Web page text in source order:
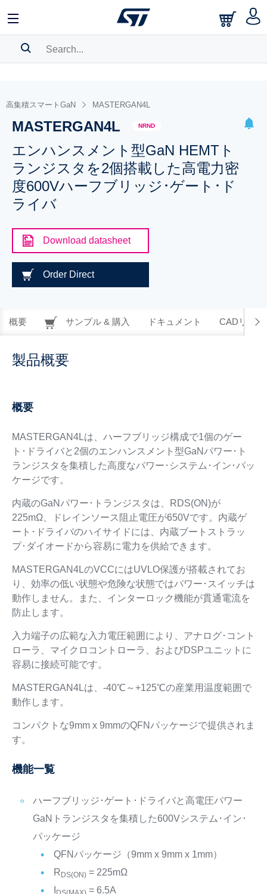
BOOKMARK
Pleaselog into show your saved searches.
高集積スマートGaN MASTERGAN4L
MASTERGAN4L NRND
エンハンスメント型GaN HEMTト
ランジスタを2個搭載した高電力密
度600Vハーフブリッジ･ゲート･ド
ライバ
Download datasheet
Order Direct
概要 サンプル & 購入 ドキュメント CADリソー
製品概要
概要
MASTERGAN4Lは、ハーフブリッジ構成で1個のゲー
ト･ドライバと2個のエンハンスメント型GaNパワー･ト
ランジスタを集積した高度なパワー･システム･イン･パッ
ケージです。
内蔵のGaNパワー･トランジスタは、RDS(ON)が
225mΩ、ドレインソース阻止電圧が650Vです。内蔵ゲ
ート･ドライバのハイサイドには、内蔵ブートストラッ
プ･ダイオードから容易に電力を供給できます。
MASTERGAN4LのVCCにはUVLO保護が搭載されてお
り、効率の低い状態や危険な状態ではパワー･スイッチは
動作しません。また、インターロック機能が貫通電流を
防止します。
入力端子の広範な入力電圧範囲により、アナログ･コント
ローラ、マイクロコントローラ、およびDSPユニットに
容易に接続可能です。
MASTERGAN4Lは、-40℃～+125℃の産業用温度範囲で
動作します。
コンパクトな9mm x 9mmのQFNパッケージで提供されま
す。
機能一覧
ハーフブリッジ･ゲート･ドライバと高電圧パワー
GaNトランジスタを集積した600Vシステム･イン･
パッケージ
QFNパッケージ（9mm x 9mm x 1mm）
R DS(ON)= 225mΩ
= 6.5A